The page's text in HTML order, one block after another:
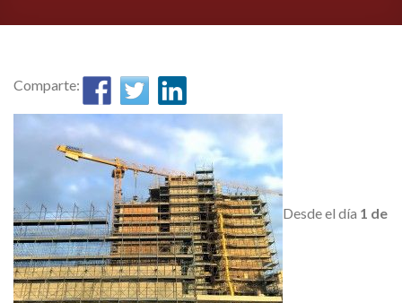
Comparte:
Desde el día 1 de